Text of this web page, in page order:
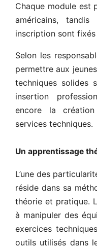
Chaque module est
américains,
inscription sont
Selon les
permettre aux
techniques solides
insertion
encore la
services techniques.
Un apprentissage
L’une des
réside dans sa
théorie et pratique.
à manipuler des
exercices
outils utilisés dans